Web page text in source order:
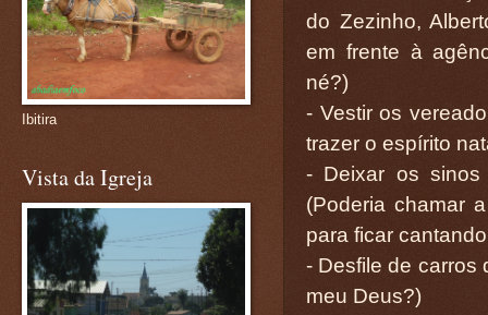
do Zezinho,
em frente à
né?)
- Vestir os
trazer o espírito
- Deixar os
(Poderia chamar
para ficar
- Desfile de carros
meu Deus?)
Ibitira
Vista da Igreja